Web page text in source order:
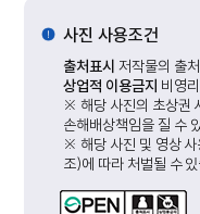
사진 사용조건
출처표시 저작물의 출
상업적 이용금지 비영
※ 해당 사진의 초상권
손해배상책임을 질 수
※ 해당 사진 및 영상
조)에 따라 처벌될 수